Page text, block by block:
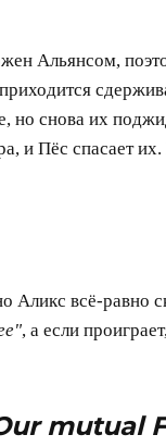
Альянсом,
снова их
и Пёс спасает
всё-равно
, а если
mutual